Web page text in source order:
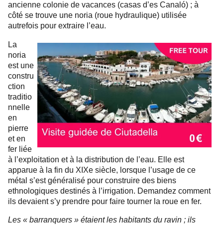
ancienne colonie de vacances (casas d’es Canaló) ; à
côté se trouve une noria (roue hydraulique) utilisée
autrefois pour extraire l’eau.
La
noria
est une
constru
ction
traditio
nnelle
en
pierre
et en
fer liée
à l’exploitation et à la distribution de l’eau. Elle est
apparue à la fin du XIXe siècle, lorsque l’usage de ce
métal s’est généralisé pour construire des biens
ethnologiques destinés à l’irrigation. Demandez comment
ils devaient s’y prendre pour faire tourner la roue en fer.
Les « barranquers » étaient les habitants du ravin ; ils